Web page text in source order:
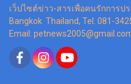
เว็ปไซต์ข่าว-สารเพื่อคนรักการป
Bangkok Thailand, Tel. 081-
Email: